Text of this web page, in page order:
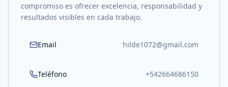
compromiso es ofrecer excelencia, responsabilidad y
resultados visibles en cada trabajo.
Email hilde1072@gmail.com
Teléfono +542664686150